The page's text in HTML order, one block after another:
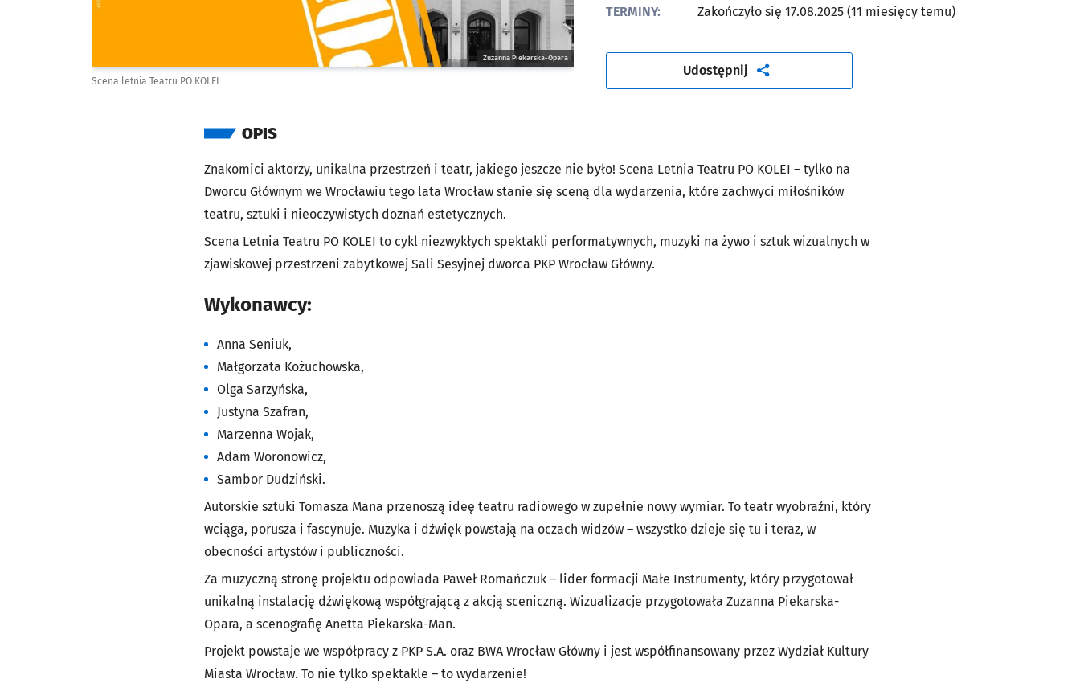
Zuzanna Piekarska-Opara
Scena letnia Teatru PO KOLEI
TERMINY:
Zakończyło się 17.08.2025 (11 miesięcy temu)
Udostępnijartykuł
OPIS
Znakomici aktorzy, unikalna przestrzeń i teatr, jakiego jeszcze nie było! Scena Letnia Teatru PO KOLEI – tylko na
Dworcu Głównym we Wrocławiu tego lata Wrocław stanie się sceną dla wydarzenia, które zachwyci miłośników
teatru, sztuki i nieoczywistych doznań estetycznych.
Scena Letnia Teatru PO KOLEI to cykl niezwykłych spektakli performatywnych, muzyki na żywo i sztuk wizualnych w
zjawiskowej przestrzeni zabytkowej Sali Sesyjnej dworca PKP Wrocław Główny.
Wykonawcy:
Anna Seniuk,
Małgorzata Kożuchowska,
Olga Sarzyńska,
Justyna Szafran,
Marzenna Wojak,
Adam Woronowicz,
Sambor Dudziński.
Autorskie sztuki Tomasza Mana przenoszą ideę teatru radiowego w zupełnie nowy wymiar. To teatr wyobraźni, który
wciąga, porusza i fascynuje. Muzyka i dźwięk powstają na oczach widzów – wszystko dzieje się tu i teraz, w
obecności artystów i publiczności.
Za muzyczną stronę projektu odpowiada Paweł Romańczuk – lider formacji Małe Instrumenty, który przygotował
unikalną instalację dźwiękową współgrającą z akcją sceniczną. Wizualizacje przygotowała Zuzanna Piekarska-
Opara, a scenografię Anetta Piekarska-Man.
Projekt powstaje we współpracy z PKP S.A. oraz BWA Wrocław Główny i jest współfinansowany przez Wydział Kultury
Miasta Wrocław. To nie tylko spektakle – to wydarzenie!